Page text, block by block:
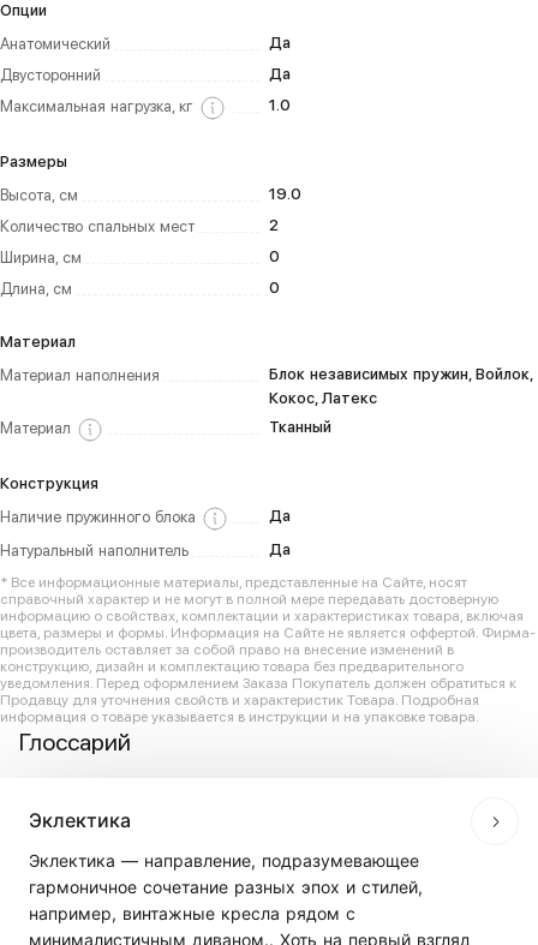
Опции
Анатомический
Да
Двусторонний
Да
Максимальная нагрузка, кг
1.0
Размеры
Высота, см
19.0
Количество спальных мест
2
Ширина, см
0
Длина, см
0
Материал
Материал наполнения
Блок независимых пружин, Войлок,
Кокос, Латекс
Материал
Тканный
Конструкция
Наличие пружинного блока
Да
Натуральный наполнитель
Да
* Все информационные материалы, представленные на Сайте, носят
справочный характер и не могут в полной мере передавать достоверную
информацию о свойствах, комплектации и характеристиках товара, включая
цвета, размеры и формы. Информация на Сайте не является оффертой. Фирма-
производитель оставляет за собой право на внесение изменений в
конструкцию, дизайн и комплектацию товара без предварительного
уведомления. Перед оформлением Заказа Покупатель должен обратиться к
Продавцу для уточнения свойств и характеристик Товара. Подробная
информация о товаре указывается в инструкции и на упаковке товара.
Глоссарий
Эклектика
Эклектика — направление, подразумевающее
гармоничное сочетание разных эпох и стилей,
например, винтажные кресла рядом с
минималистичным диваном.. Хоть на первый взгляд